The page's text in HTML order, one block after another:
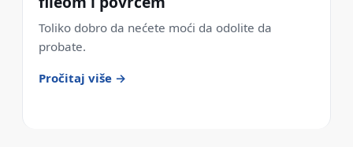
Toliko dobro da nećete moći da odolite da
probate.
Pročitaj više →